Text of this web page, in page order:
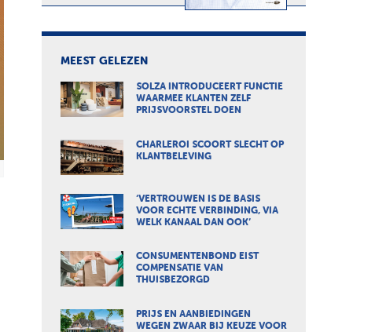
MEEST GELEZEN
SOLZA INTRODUCEERT FUNCTIE
WAARMEE KLANTEN ZELF
PRIJSVOORSTEL DOEN
CHARLEROI SCOORT SLECHT OP
KLANTBELEVING
‘VERTROUWEN IS DE BASIS
VOOR ECHTE VERBINDING, VIA
WELK KANAAL DAN OOK’
CONSUMENTENBOND EIST
COMPENSATIE VAN
THUISBEZORGD
PRIJS EN AANBIEDINGEN
WEGEN ZWAAR BIJ KEUZE VOOR